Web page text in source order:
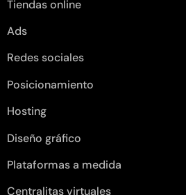
Tiendas online
Ads
Redes sociales
Posicionamiento
Hosting
Diseño gráfico
Plataformas a medida
Centralitas virtuales